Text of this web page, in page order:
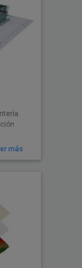
más